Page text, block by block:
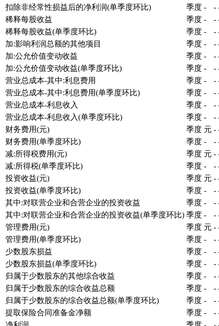
扣除非经常性损益后的净利润(单季度环比)
季度 - -
稀释每股收益
季度 - -
稀释每股收益(单季度环比)
季度 - -
加:影响利润总额的其他项目
季度 - -
加:公允价值变动收益
季度 - -
加:公允价值变动收益(单季度环比)
季度 - -
营业总成本-其中:利息费用
季度 - -
营业总成本-其中:利息费用(单季度环比)
季度 - -
营业总成本-利息收入
季度 - -
营业总成本-利息收入(单季度环比)
季度 - -
财务费用(元)
季度 元 -
财务费用(单季度环比)
季度 - -
减:所得税费用(元)
季度 元 -
减:所得税(单季度环比)
季度 - -
投资收益(元)
季度 元 -
投资收益(单季度环比)
季度 - -
其中:对联营企业和合营企业的投资收益
季度 - -
其中:对联营企业和合营企业的投资收益(单季度环比) 季度 - -
管理费用(元)
季度 元 -
管理费用(单季度环比)
季度 - -
少数股东损益
季度 - -
少数股东损益(单季度环比)
季度 - -
归属于少数股东的其他综合收益
季度 - -
归属于少数股东的综合收益总额
季度 - -
归属于少数股东的综合收益总额(单季度环比)
季度 - -
提取保险合同准备金净额
季度 - -